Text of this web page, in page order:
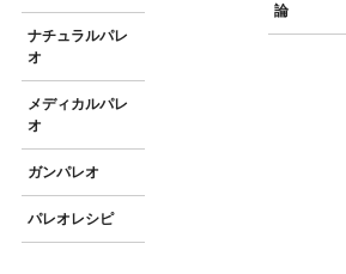
ナチュラルパレ
オ
メディカルパレ
オ
ガンパレオ
パレオレシピ
論